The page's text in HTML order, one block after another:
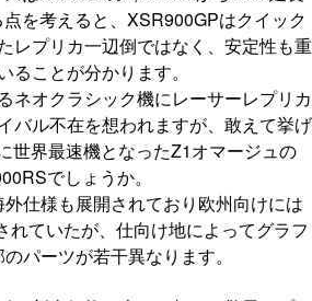
を考えると、XSR900GPはクイック
レプリカ一辺倒ではなく、安定性も重
ることが分かります。
ネオクラシック機にレーサーレプリカ
バル不在を想われますが、敢えて挙げ
世界最速機となったZ1オマージュの
でしょうか。
仕様も展開されており欧州向けには
れていたが、仕向け地によってグラフ
パーツが若干異なります。